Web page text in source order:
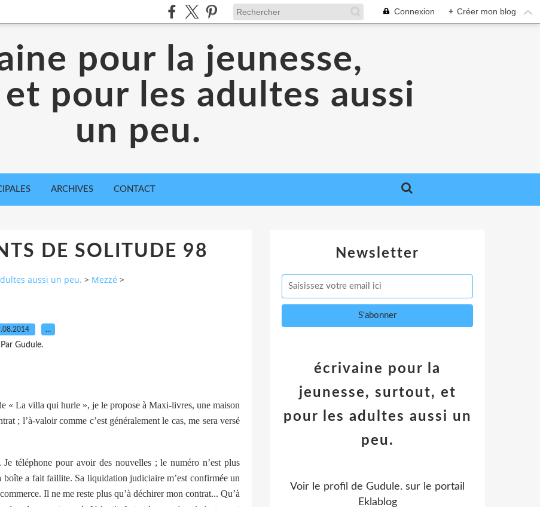
Connexion + Créer mon blog
pour la jeunesse,
pour les adultes aussi
un peu.
ARCHIVES CONTACT
DE SOLITUDE 98
aussi un peu. > Mezzé >
…
Par Gudule.
« La villa qui hurle », je le propose à Maxi-livres, une maison
; l’à-valoir comme c’est généralement le cas, me sera versé
téléphone pour avoir des nouvelles ; le numéro n’est plus
boîte a fait faillite. Sa liquidation judiciaire m’est confirmée un
Il ne me reste plus qu’à déchirer mon contrat... Qu’à
Newsletter
écrivaine pour la
jeunesse, surtout, et
pour les adultes aussi un
peu.
Voir le profil de Gudule. sur le portail
Eklablog